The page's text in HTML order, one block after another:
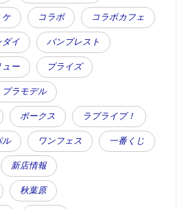
ケ コラボ コラボカフェ
ダイ バンプレスト
ュー プライズ
プラモデル
ボークス ラブライブ！
ル ワンフェス 一番くじ
新店情報
秋葉原